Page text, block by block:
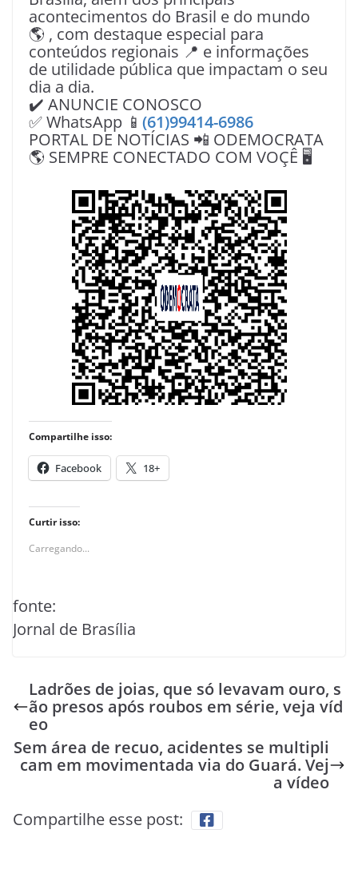
acontecimentos do Brasil e do mundo
🌎 , com destaque especial para
conteúdos regionais 📍 e informações
de utilidade pública que impactam o seu
dia a dia.
✔️ ANUNCIE CONOSCO
✅ WhatsApp 📱 (61)99414-6986
PORTAL DE NOTÍCIAS 📲 ODEMOCRATA
🌎 SEMPRE CONECTADO COM VOÇÊ 🖥️
Compartilhe isso:
Facebook 18+
Curtir isso:
Carregando...
fonte:
Jornal de Brasília
Ladrões de joias, que só levavam ouro, s
ão presos após roubos em série, veja víd
eo
Sem área de recuo, acidentes se multipli
cam em movimentada via do Guará. Vej
a vídeo
Compartilhe esse post: